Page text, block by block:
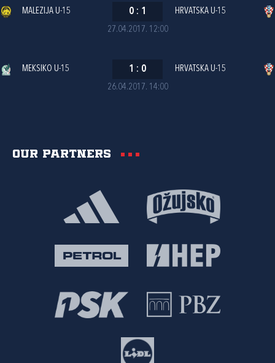
27.04.2017. 12:00
MALEZIJA U-15 0 : 1 HRVATSKA U-15
26.04.2017. 14:00
MEKSIKO U-15 1 : 0 HRVATSKA U-15
Our partners